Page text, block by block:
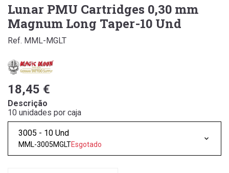
Lunar PMU Cartridges 0,30 mm
Magnum Long Taper-10 Und
Ref. MML-MGLT
18,45 €
Descrição
10 unidades por caja
3005 - 10 Und
MML-3005MGLTEsgotado